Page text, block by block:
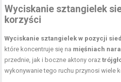
Wyciskanie sztangielek
korzyści
Wyciskanie sztangielek w pozycji
które koncentruje się na mięśniach
przednie, jak i boczne aktony oraz
wykonywanie tego ruchu przynosi wiele